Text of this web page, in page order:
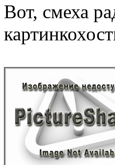
Вот, смеха